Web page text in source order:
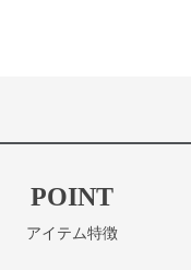
POINT
アイテム特徴